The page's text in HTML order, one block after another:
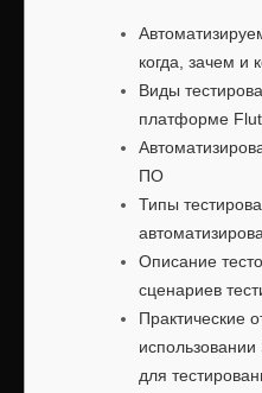
когда, зачем и
Виды
платформе
ПО
Типы
Описание
сценариев
Практические
для